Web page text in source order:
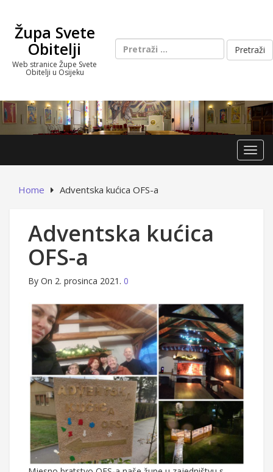
contentŽupa Svete
Obitelji
Web stranice Župe Svete
Obitelji u Osijeku
Pretraži:
Home Adventska kućica OFS-a
Adventska kućica
OFS-a
By On 2. prosinca 2021. 0